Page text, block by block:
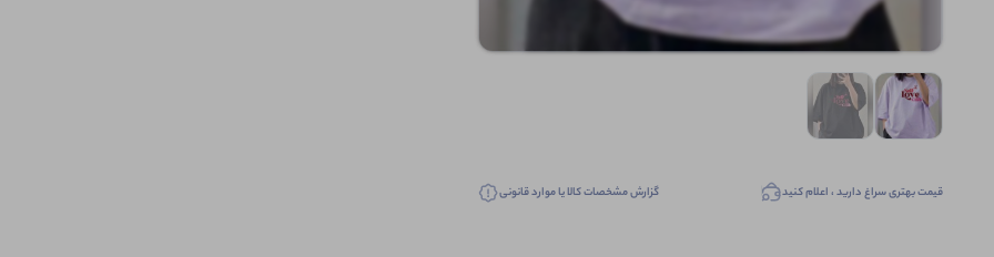
قیمت بهتری سراغ دارید ، اعلام کنید گزارش مشخصات کالا یا موارد قانونی